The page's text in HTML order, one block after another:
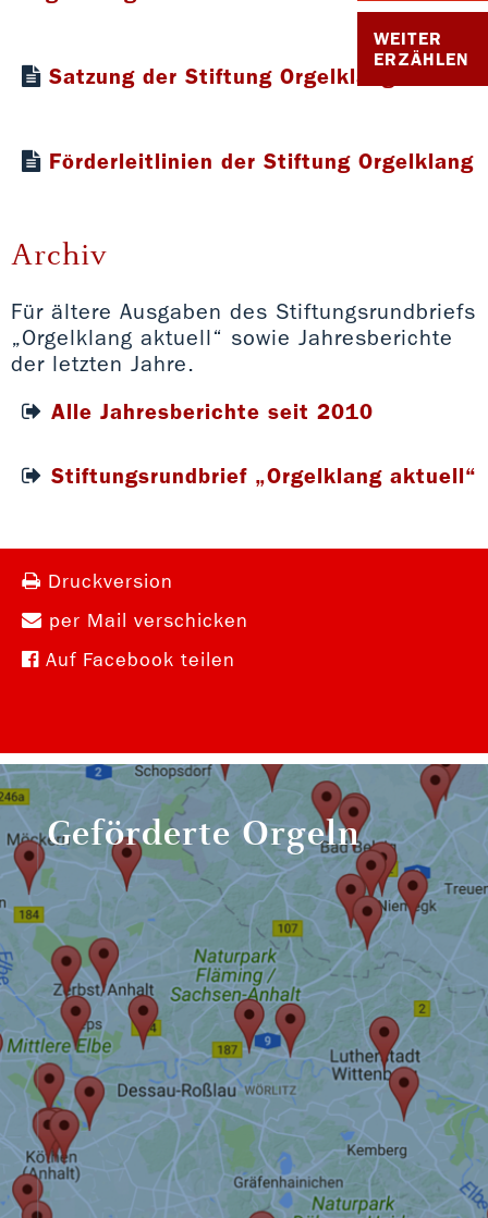
WEITER
ERZÄHLEN
Satzung der Stiftung Orgelklang
Förderleitlinien der Stiftung Orgelklang
Archiv
Für ältere Ausgaben des Stiftungsrundbriefs
„Orgelklang aktuell“ sowie Jahresberichte
der letzten Jahre.
Alle Jahresberichte seit 2010
Stiftungsrundbrief „Orgelklang aktuell“
Druckversion
per Mail verschicken
Auf Facebook teilen
Geförderte Orgeln